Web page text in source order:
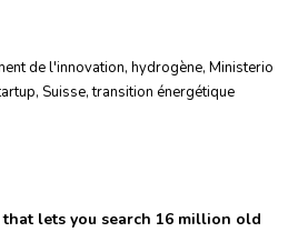
de l'innovation, hydrogène, Ministerio
, Suisse,transition énergétique
lets you search 16 million old